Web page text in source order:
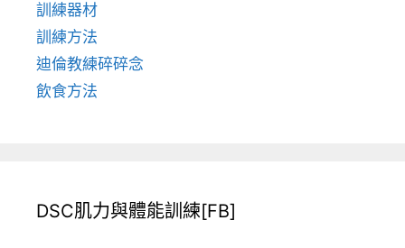
訓練器材
訓練方法
迪倫教練碎碎念
飲食方法
DSC肌力與體能訓練[FB]